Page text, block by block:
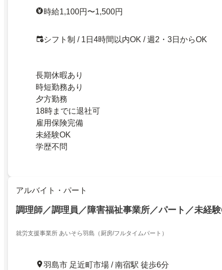
時給1,100円〜1,500円
シフト制 / 1日4時間以内OK / 週2・3日からOK
長期休暇あり
時短勤務あり
夕方勤務
18時までに退社可
雇用保険完備
未経験OK
学歴不問
アルバイト・パート
調理師／調理員／障害福祉事業所／パート／未経
就労支援事業所 あいそら羽島（厨房/フルタイムパート）
羽島市 足近町市場 / 南宿駅 徒歩6分